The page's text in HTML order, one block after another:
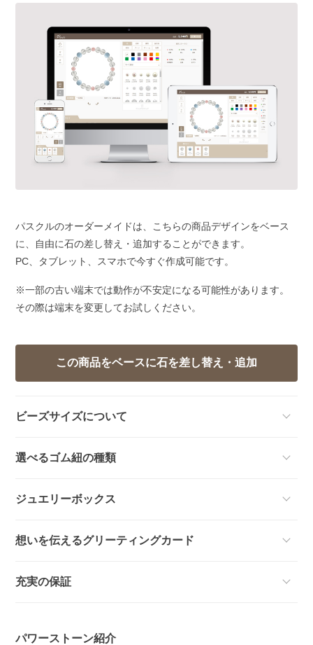
パスクルのオーダーメイドは、こちらの商品デザインをベース
に、自由に石の差し替え・追加することができます。
PC、タブレット、スマホで今すぐ作成可能です。
※一部の古い端末では動作が不安定になる可能性があります。
その際は端末を変更してお試しください。
ビーズサイズについて
選べるゴム紐の種類
ジュエリーボックス
想いを伝えるグリーティングカード
充実の保証
パワーストーン紹介